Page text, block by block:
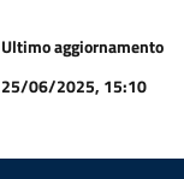
Ultimo aggiornamento
25/06/2025, 15:10